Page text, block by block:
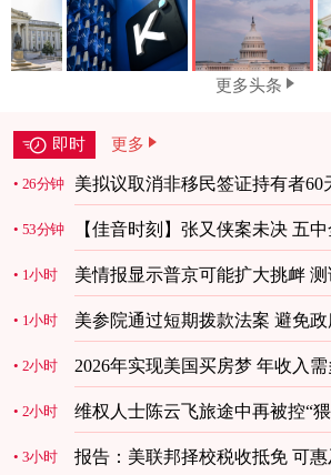
更多头条
即时 更多
26分钟 美拟议取消非移民签证持有者60
53分钟 【佳音时刻】张又侠案未决 五
1小时 美情报显示普京可能扩大挑衅
1小时 美参院通过短期拨款法案 避免
2小时 2026年实现美国买房梦 年收入
2小时 维权人士陈云飞旅途中再被控“
3小时 报告：美联邦择校税收抵免 可